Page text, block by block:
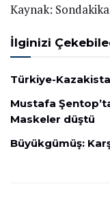
Kaynak:
İlginizi
Türkiye-
Mustafa
Maskeler düştü
Büyükgümüş: